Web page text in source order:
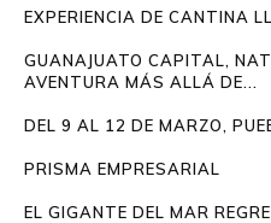
EXPERIENCIA DE CANTINA
GUANAJUATO CAPITAL,
AVENTURA MÁS ALLÁ DE...
DEL 9 AL 12 DE MARZO,
PRISMA EMPRESARIAL
EL GIGANTE DEL MAR